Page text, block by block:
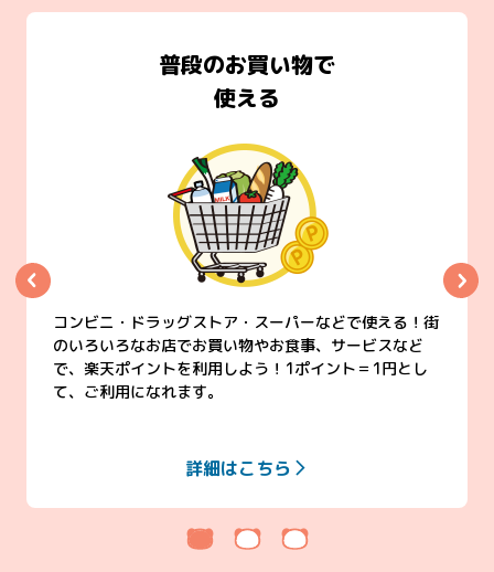
普段のお買い物で
使える
コンビニ・ドラッグストア・スーパーなどで使える！街
のいろいろなお店でお買い物やお食事、サービスなど
で、楽天ポイントを利用しよう！1ポイント＝1円とし
て、ご利用になれます。
詳細はこちら